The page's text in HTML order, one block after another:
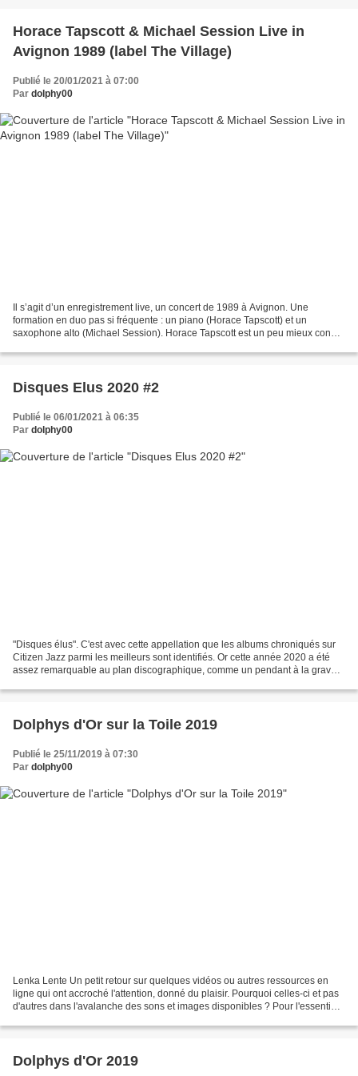
Horace Tapscott & Michael Session Live in
Avignon 1989 (label The Village)
Publié le 20/01/2021 à 07:00
Par dolphy00
Il s’agit d’un enregistrement live, un concert de 1989 à Avignon. Une
formation en duo pas si fréquente : un piano (Horace Tapscott) et un
saxophone alto (Michael Session). Horace Tapscott est un peu mieux connu
Disques Elus 2020 #2
Publié le 06/01/2021 à 06:35
Par dolphy00
"Disques élus". C'est avec cette appellation que les albums chroniqués sur
Citizen Jazz parmi les meilleurs sont identifiés. Or cette année 2020 a été
assez remarquable au plan discographique, comme un pendant à la grave
Dolphys d'Or sur la Toile 2019
Publié le 25/11/2019 à 07:30
Par dolphy00
Lenka Lente Un petit retour sur quelques vidéos ou autres ressources en
ligne qui ont accroché l'attention, donné du plaisir. Pourquoi celles-ci et pas
d'autres dans l'avalanche des sons et images disponibles ? Pour l'essentiel,
Dolphys d'Or 2019